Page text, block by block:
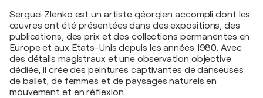
Serguei Zlenko est un artiste géorgien accompli dont les
œuvres ont été présentées dans des expositions, des
publications, des prix et des collections permanentes en
Europe et aux États-Unis depuis les années 1980. Avec
des détails magistraux et une observation objective
dédiée, il crée des peintures captivantes de danseuses
de ballet, de femmes et de paysages naturels en
mouvement et en réflexion.